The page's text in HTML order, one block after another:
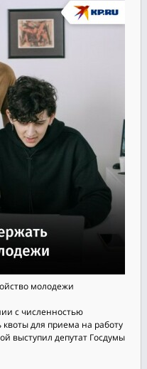
молодежи
с численностью
квоты для приема на работу
выступил депутат Госдумы